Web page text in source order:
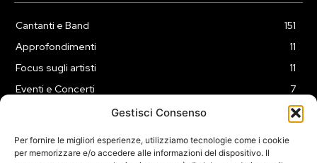
Gestisci Consenso
Per fornire le migliori esperienze, utilizziamo tecnologie come i cookie
per memorizzare e/o accedere alle informazioni del dispositivo. Il
Cantanti e Band
151
Approfondimenti
11
Focus sugli artisti
11
Eventi e Concerti
7
3